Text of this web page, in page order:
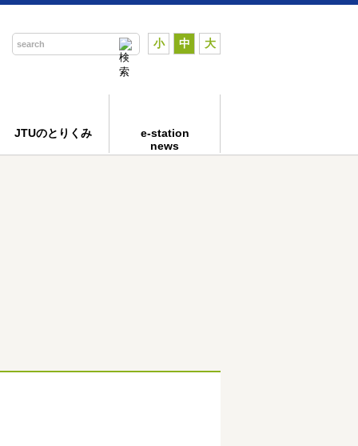
小 中 大
JTUのとりくみ
e-station
news